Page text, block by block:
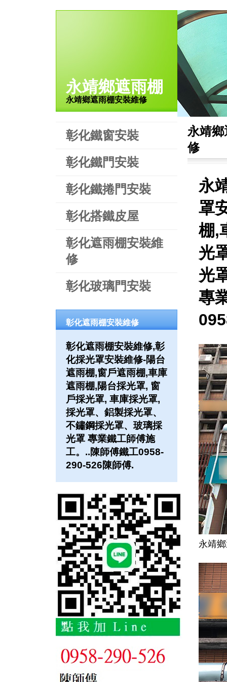
永靖鄉遮雨棚
永靖鄉遮雨棚安裝維修
彰化鐵窗安裝
彰化鐵門安裝
彰化鐵捲門安裝
彰化搭鐵皮屋
彰化遮雨棚安裝維
修
彰化玻璃門安裝
彰化遮雨棚安裝維修
彰化遮雨棚安裝維修,彰
化採光罩安裝維修-陽台
遮雨棚,窗戶遮雨棚,車庫
遮雨棚,陽台採光罩, 窗
戶採光罩, 車庫採光罩,
採光罩、鋁製採光罩、
不鏽鋼採光罩、玻璃採
光罩 專業鐵工師傅施
工。..陳師傅鐵工0958-
290-526陳師傅.
永靖
修
永
罩
棚,
光
光
專
永靖